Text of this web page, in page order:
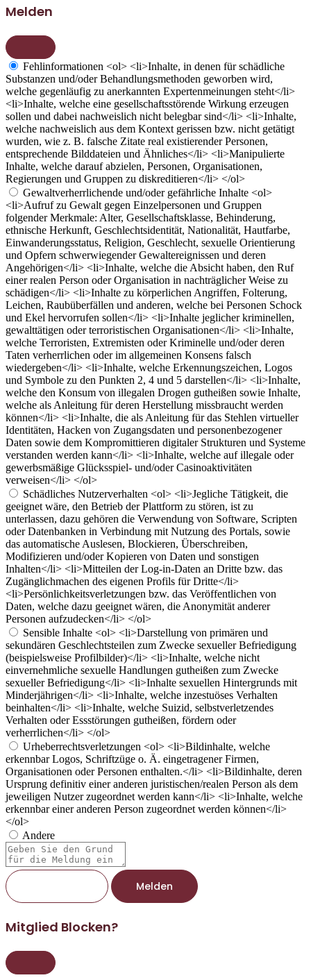
Melden
Fehlinformationen <ol> <li>Inhalte, in denen für schädliche
Substanzen und/oder Behandlungsmethoden geworben wird,
welche gegenläufig zu anerkannten Expertenmeinungen steht</li>
<li>Inhalte, welche eine gesellschaftsstörende Wirkung erzeugen
sollen und dabei nachweislich nicht belegbar sind</li> <li>Inhalte,
welche nachweislich aus dem Kontext gerissen bzw. nicht getätigt
wurden, wie z. B. falsche Zitate real existierender Personen,
entsprechende Bilddateien und Ähnliches</li> <li>Manipulierte
Inhalte, welche darauf abzielen, Personen, Organisationen,
Regierungen und Gruppen zu diskreditieren</li> </ol>
Gewaltverherrlichende und/oder gefährliche Inhalte <ol>
<li>Aufruf zu Gewalt gegen Einzelpersonen und Gruppen
folgender Merkmale: Alter, Gesellschaftsklasse, Behinderung,
ethnische Herkunft, Geschlechtsidentität, Nationalität, Hautfarbe,
Einwanderungsstatus, Religion, Geschlecht, sexuelle Orientierung
und Opfern schwerwiegender Gewaltereignissen und deren
Angehörigen</li> <li>Inhalte, welche die Absicht haben, den Ruf
einer realen Person oder Organisation in nachträglicher Weise zu
schädigen</li> <li>Inhalte zu körperlichen Angriffen, Folterung,
Leichen, Raubüberfällen und anderen, welche bei Personen Schock
und Ekel hervorrufen sollen</li> <li>Inhalte jeglicher kriminellen,
gewalttätigen oder terroristischen Organisationen</li> <li>Inhalte,
welche Terroristen, Extremisten oder Kriminelle und/oder deren
Taten verherrlichen oder im allgemeinen Konsens falsch
wiedergeben</li> <li>Inhalte, welche Erkennungszeichen, Logos
und Symbole zu den Punkten 2, 4 und 5 darstellen</li> <li>Inhalte,
welche den Konsum von illegalen Drogen gutheißen sowie Inhalte,
welche als Anleitung für deren Herstellung missbraucht werden
können</li> <li>Inhalte, die als Anleitung für das Stehlen virtueller
Identitäten, Hacken von Zugangsdaten und personenbezogener
Daten sowie dem Kompromittieren digitaler Strukturen und Systeme
verstanden werden kann</li> <li>Inhalte, welche auf illegale oder
gewerbsmäßige Glücksspiel- und/oder Casinoaktivitäten
verweisen</li> </ol>
Schädliches Nutzerverhalten <ol> <li>Jegliche Tätigkeit, die
geeignet wäre, den Betrieb der Plattform zu stören, ist zu
unterlassen, dazu gehören die Verwendung von Software, Scripten
oder Datenbanken in Verbindung mit Nutzung des Portals, sowie
das automatische Auslesen, Blockieren, Überschreiben,
Modifizieren und/oder Kopieren von Daten und sonstigen
Inhalten</li> <li>Mitteilen der Log-in-Daten an Dritte bzw. das
Zugänglichmachen des eigenen Profils für Dritte</li>
<li>Persönlichkeitsverletzungen bzw. das Veröffentlichen von
Daten, welche dazu geeignet wären, die Anonymität anderer
Personen aufzudecken</li> </ol>
Sensible Inhalte <ol> <li>Darstellung von primären und
sekundären Geschlechtsteilen zum Zwecke sexueller Befriedigung
(beispielsweise Profilbilder)</li> <li>Inhalte, welche nicht
einvernehmliche sexuelle Handlungen gutheißen zum Zwecke
sexueller Befriedigung</li> <li>Inhalte sexuellen Hintergrunds mit
Minderjährigen</li> <li>Inhalte, welche inzestuöses Verhalten
beinhalten</li> <li>Inhalte, welche Suizid, selbstverletzendes
Verhalten oder Essstörungen gutheißen, fördern oder
verherrlichen</li> </ol>
Urheberrechtsverletzungen <ol> <li>Bildinhalte, welche
erkennbar Logos, Schriftzüge o. Ä. eingetragener Firmen,
Organisationen oder Personen enthalten.</li> <li>Bildinhalte, deren
Ursprung definitiv einer anderen juristischen/realen Person als dem
jeweiligen Nutzer zugeordnet werden kann</li> <li>Inhalte, welche
erkennbar einer anderen Person zugeordnet werden können</li>
</ol>
Andere
Berichtsnotiz
Melden
Mitglied Blocken?